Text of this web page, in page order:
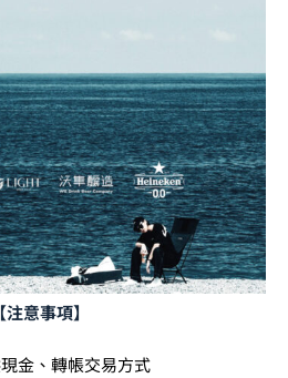
【注意事項】
金、轉帳交易方式